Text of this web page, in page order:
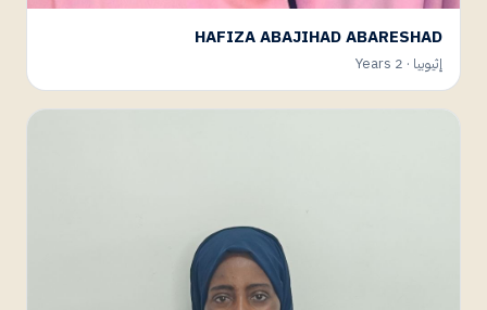
HAFIZA ABAJIHAD ABARESHAD
إثيوبيا · 2 Years